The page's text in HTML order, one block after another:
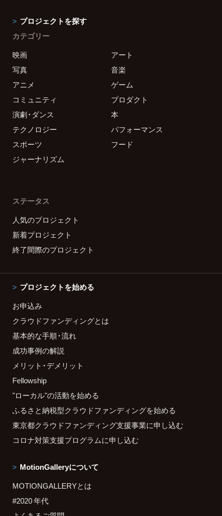
プロジェクトを探す
カテゴリー
映画
アート
写真
音楽
アニメ
ゲーム
コミュニティ
プロダクト
演劇・ダンス
本
テクノロジー
パフォーマンス
スポーツ
フード
ジャーナリズム
ステータス
人気のプロジェクト
新着プロジェクト
終了間際のプロジェクト
プロジェクトを始める
お申込み
クラウドファンディングとは
基本的な手順・流れ
成功事例の解説
メリット・デメリット
Fellowship
"ローカル"の活動を始める
ふるさと納税型クラウドファンディングを始める
東京都クラウドファンディング支援事業に申し込む
コロナ対策支援プログラムに申し込む
MotionGalleryについて
MOTIONGALLERYとは
#2020 年代